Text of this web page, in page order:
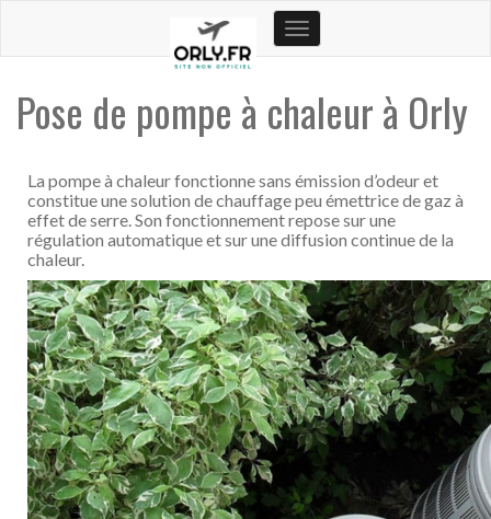
Toggle
navigation
Pose de pompe à chaleur à Orly
La pompe à chaleur fonctionne sans émission d’odeur et
constitue une solution de chauffage peu émettrice de gaz à
effet de serre. Son fonctionnement repose sur une
régulation automatique et sur une diffusion continue de la
chaleur.